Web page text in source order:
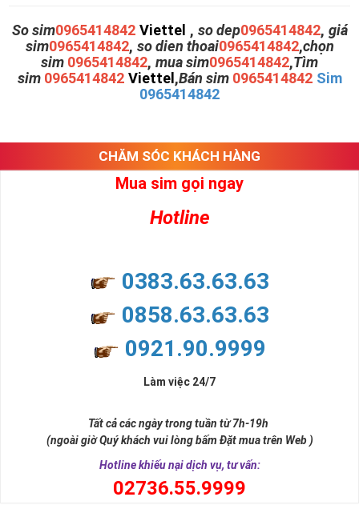
So sim0965414842 Viettel , so dep0965414842, giá
sim0965414842, so dien thoai0965414842,chọn
sim 0965414842, mua sim0965414842,Tìm
sim 0965414842 Viettel,Bán sim 0965414842 Sim
0965414842
CHĂM SÓC KHÁCH HÀNG
Mua sim gọi ngay
Hotline
0383.63.63.63
0858.63.63.63
0921.90.9999
Làm việc 24/7
Tất cả các ngày trong tuần từ 7h-19h
(ngoài giờ Quý khách vui lòng bấm Đặt mua trên Web )
Hotline khiếu nại dịch vụ, tư vấn:
02736.55.9999